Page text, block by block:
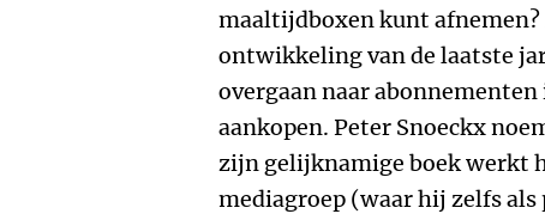
maaltijdboxen kunt
ontwikkeling van de laatste
overgaan naar
aankopen. Peter Snoeckx
zijn gelijknamige boek werkt
mediagroep (waar hij zelfs